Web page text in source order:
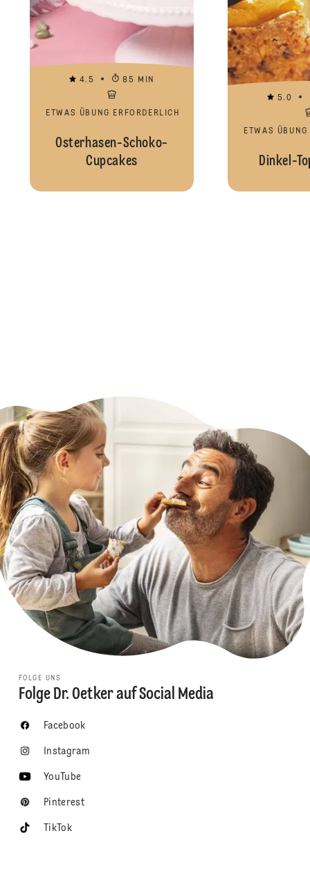
4.5 85 MIN
ETWAS ÜBUNG ERFORDERLICH
Osterhasen-Schoko-
Cupcakes
5.0
ETWAS
Dinkel-
FOLGE UNS
Folge Dr. Oetker auf Social Media
Facebook
Instagram
YouTube
Pinterest
TikTok